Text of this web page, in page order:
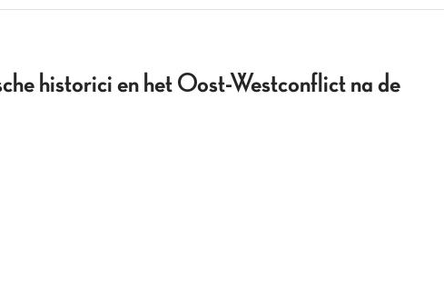
historici en het Oost-Westconflict na de